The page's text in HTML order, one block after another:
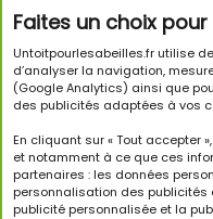
Faites un choix
Untoitpourlesabeilles.fr utilise
d’analyser la navigation,
(Google Analytics) ainsi que
des publicités adaptées à vos
En cliquant sur « Tout accepter
et notamment à ce que ces
partenaires : les données
personnalisation des publicités
publicité personnalisée et la
Newsletter
Inscrivez-vous pour
passionnant des
JE M'INSCRIS À LA
Suivez-nous